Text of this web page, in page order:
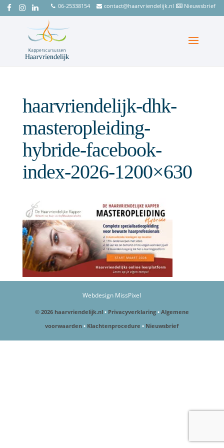
06-25338154 contact@haarvriendelijk.nl Nieuwsbrief
haarvriendelijk-dhk-
masteropleiding-
hybride-facebook-
index-2026-1200×630
Webdesign MissPixel
© 2026 haarvriendelijk.nl • Privacyverklaring • Algemene
voorwaarden • Klachtenprocedure • Nieuwsbrief